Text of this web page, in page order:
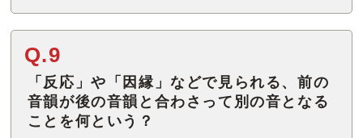
Q.9
「反応」や「因縁」などで見られる、前の
音韻が後の音韻と合わさって別の音となる
ことを何という？